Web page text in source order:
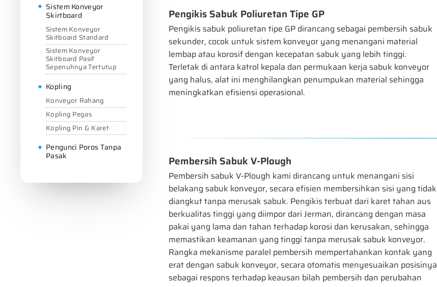
Pengikis Sabuk Poliuretan Tipe GP
Pengikis sabuk poliuretan tipe GP dirancang sebagai pembersih sabuk
sekunder, cocok untuk sistem konveyor yang menangani material
lembap atau korosif dengan kecepatan sabuk yang lebih tinggi.
Terletak di antara katrol kepala dan permukaan kerja sabuk konveyor
yang halus, alat ini menghilangkan penumpukan material sehingga
meningkatkan efisiensi operasional.
Pembersih Sabuk V-Plough
Pembersih sabuk V-Plough kami dirancang untuk menangani sisi
belakang sabuk konveyor, secara efisien membersihkan sisi yang tidak
diangkut tanpa merusak sabuk. Pengikis terbuat dari karet tahan aus
berkualitas tinggi yang diimpor dari Jerman, dirancang dengan masa
pakai yang lama dan tahan terhadap korosi dan kerusakan, sehingga
memastikan keamanan yang tinggi tanpa merusak sabuk konveyor.
Rangka mekanisme paralel pembersih mempertahankan kontak yang
erat dengan sabuk konveyor, secara otomatis menyesuaikan posisinya
sebagai respons terhadap keausan bilah pembersih dan perubahan
Sistem Konveyor
Skirtboard
Sistem Konveyor
Skitboard Standard
Sistem Konveyor
Skitboard Pasif
Sepenuhnya Tertutup
Kopling
Konveyor Rahang
Kopling Pegas
Kopling Pin & Karet
Pengunci Poros Tanpa
Pasak